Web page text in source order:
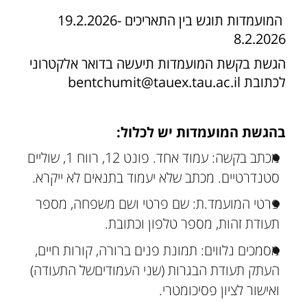
המועמדות תוגש בין התאריכים 19.2.2026-
8.2.2026
הגשת בקשת המועמדות תיעשה בדואר אלקטרוני
לכתובת bentchumit@tauex.tau.ac.il
בהגשת המועמדות יש לכלול:
מכתב בקשה: עמוד אחד. פונט 12, רווח 1, שוליים
סטנדרטיים. מכתב שלא יעמוד בתנאים לא ייקרא.
פרטי המועמד.ת: שם פרטי ושם משפחה, מספר
תעודת זהות, מספר טלפון וכתובת.
מסמכים נלווים: תמונת פנים ברורה, קורות חיים,
העתק תעודת הבגרות (שני העמודיםשל התעודה)
ואישור לציון פסיכומטרי.